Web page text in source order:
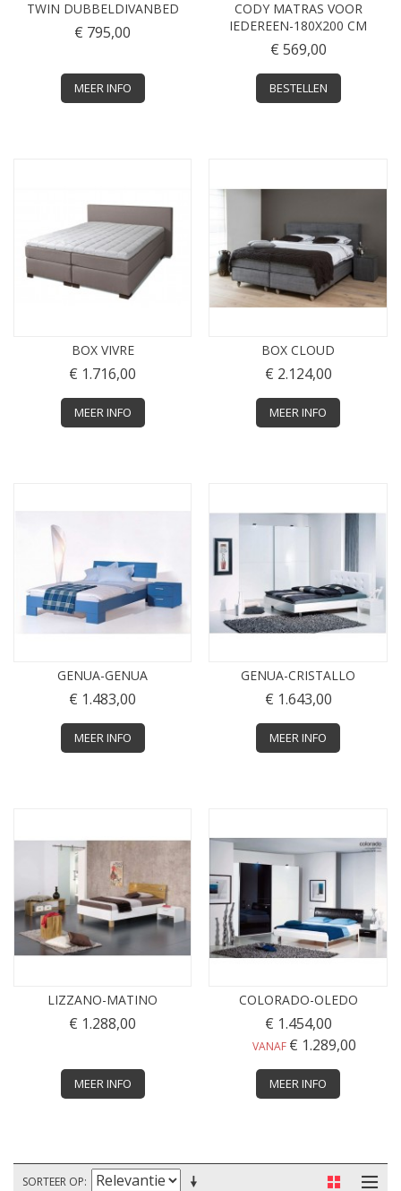
TWIN DUBBELDIVANBED
€ 795,00
MEER INFO
CODY MATRAS VOOR
IEDEREEN-180X200 CM
€ 569,00
BESTELLEN
BOX VIVRE
€ 1.716,00
MEER INFO
BOX CLOUD
€ 2.124,00
MEER INFO
GENUA-GENUA
€ 1.483,00
MEER INFO
GENUA-CRISTALLO
€ 1.643,00
MEER INFO
LIZZANO-MATINO
€ 1.288,00
MEER INFO
COLORADO-OLEDO
€ 1.454,00
VANAF € 1.289,00
MEER INFO
SORTEER OP